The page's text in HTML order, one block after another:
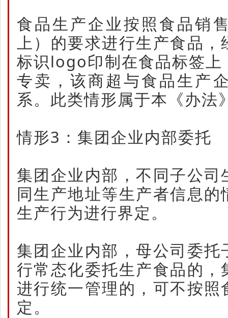
食品生产企业按照食品销
上）的要求进行生产食品
标识logo印制在食品标签
专卖，该商超与食品生产
系。此类情形属于本《办法
情形3：集团企业内部委托
集团企业内部，不同子公
同生产地址等生产者信息
生产行为进行界定。
集团企业内部，母公司委
行常态化委托生产食品的
进行统一管理的，可不按
定。